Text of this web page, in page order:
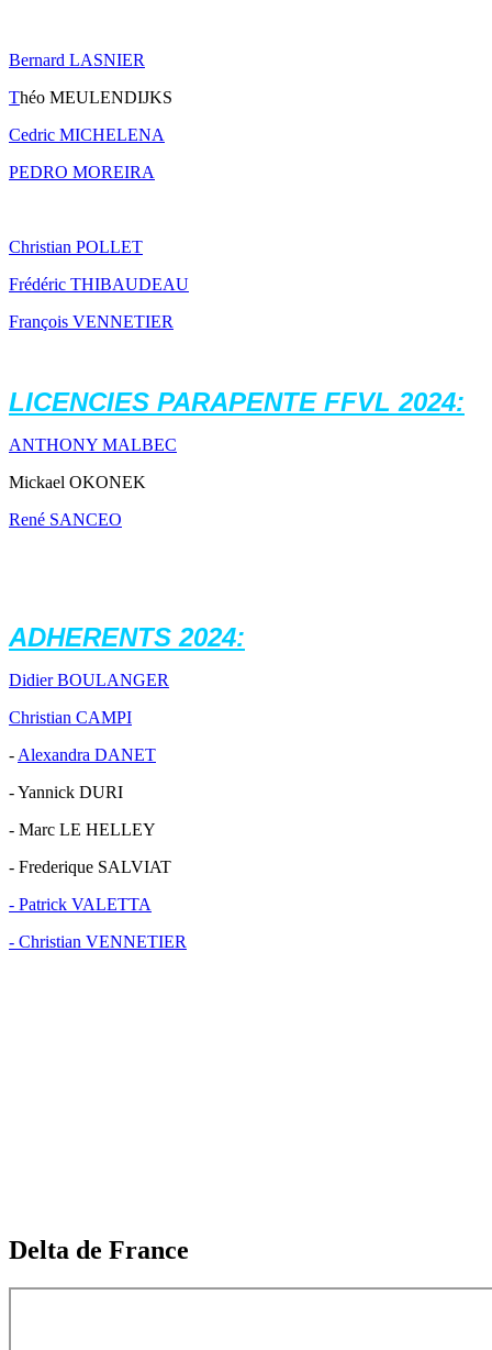
Bernard LASNIER
Théo MEULENDIJKS
Cedric MICHELENA
PEDRO MOREIRA
Christian POLLET
Frédéric THIBAUDEAU
François VENNETIER
LICENCIES PARAPENTE FFVL 2024:
ANTHONY MALBEC
Mickael OKONEK
René SANCEO
ADHERENTS 2024:
Didier BOULANGER
Christian CAMPI
- Alexandra DANET
- Yannick DURI
- Marc LE HELLEY
- Frederique SALVIAT
- Patrick VALETTA
- Christian VENNETIER
Delta de France